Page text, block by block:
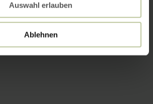
Auswahl erlauben
Ablehnen